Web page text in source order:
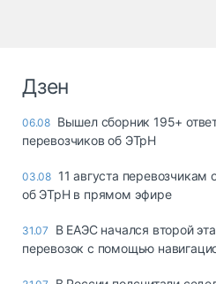
Дзен
06.08 Вышел сборник 195+
перевозчиков об ЭТрН
03.08 11 августа перевозчикам
об ЭТрН в прямом эфире
31.07
В ЕАЭС начался второй
перевозок с помощью